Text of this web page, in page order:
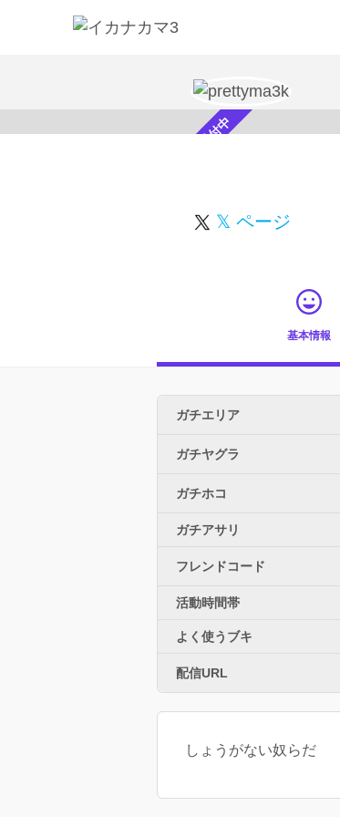
スカウト受付中
𝕏 ページ
基本情報
ガチエリア
ガチヤグラ
ガチホコ
ガチアサリ
フレンドコード
活動時間帯
よく使うブキ
配信URL
しょうがない奴らだ